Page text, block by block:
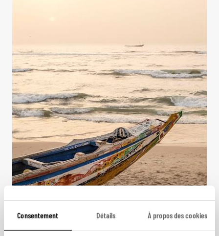
Consentement Détails À propos des cookies
Mer de dunes, îles de sable